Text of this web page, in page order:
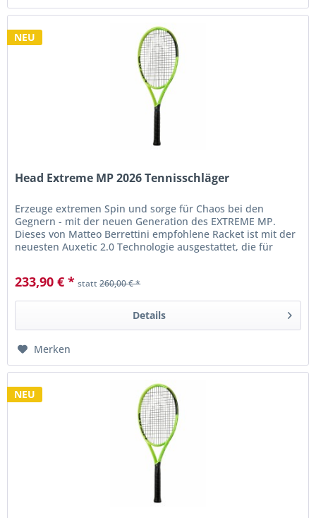
NEU
Head Extreme MP 2026 Tennisschläger
Erzeuge extremen Spin und sorge für Chaos bei den
Gegnern - mit der neuen Generation des EXTREME MP.
Dieses von Matteo Berrettini empfohlene Racket ist mit der
neuesten Auxetic 2.0 Technologie ausgestattet, die für
233,90 € * statt260,00 € *
Details
Merken
NEU